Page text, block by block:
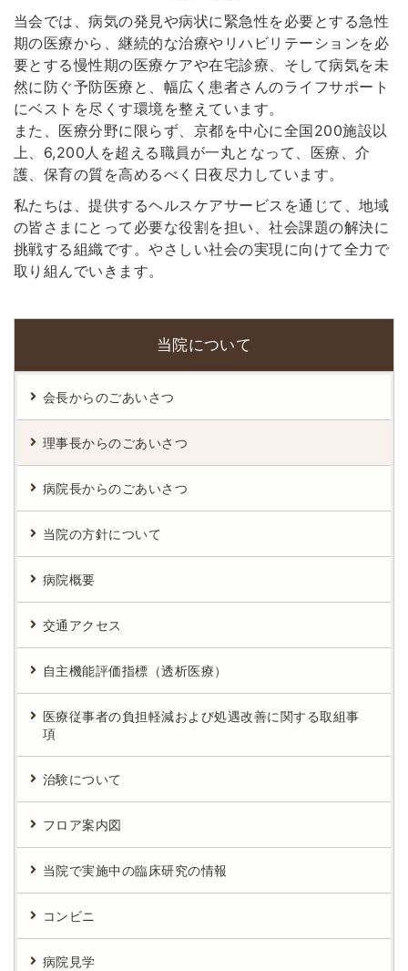
当会では、病気の発見や病状に緊急性を必要とする急性
期の医療から、継続的な治療やリハビリテーションを必
要とする慢性期の医療ケアや在宅診療、そして病気を未
然に防ぐ予防医療と、幅広く患者さんのライフサポート
にベストを尽くす環境を整えています。
また、医療分野に限らず、京都を中心に全国200施設以
上、6,200人を超える職員が一丸となって、医療、介
護、保育の質を高めるべく日夜尽力しています。
私たちは、提供するヘルスケアサービスを通じて、地域
の皆さまにとって必要な役割を担い、社会課題の解決に
挑戦する組織です。やさしい社会の実現に向けて全力で
取り組んでいきます。
当院について
会長からのごあいさつ
理事長からのごあいさつ
病院長からのごあいさつ
当院の方針について
病院概要
交通アクセス
自主機能評価指標（透析医療）
医療従事者の負担軽減および処遇改善に関する取組事
項
治験について
フロア案内図
当院で実施中の臨床研究の情報
コンビニ
病院見学